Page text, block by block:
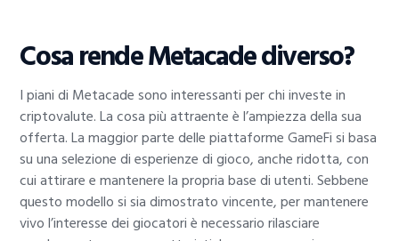
Cosa rende Metacade diverso?
I piani di Metacade sono interessanti per chi investe in
criptovalute. La cosa più attraente è l’ampiezza della sua
offerta. La maggior parte delle piattaforme GameFi si basa
su una selezione di esperienze di gioco, anche ridotta, con
cui attirare e mantenere la propria base di utenti. Sebbene
questo modello si sia dimostrato vincente, per mantenere
vivo l’interesse dei giocatori è necessario rilasciare